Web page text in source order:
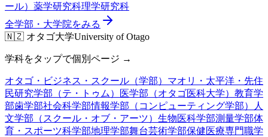
ール） 薬学研究科理学研究科
全学部・大学院をみる
🇳🇿 オタゴ大学University of Otago
学科をタップで個別ページ →
オタゴ・ビジネス・スクール（学部） マオリ・太平洋・先住
民研究学部（テ・トゥム）
医学部（オタゴ医科大学） 教育学
部歯学部社会科学部情報学部（コンピューティング学部）
人
文学部（スクール・オブ・アーツ） 生物医科学部測量学部体
育・スポーツ科学部地理学部舞台芸術学部保健医療専門職学